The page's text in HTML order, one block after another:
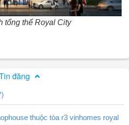
tổng thể Royal City
đăng
thuộc tòa r3 vinhomes royal